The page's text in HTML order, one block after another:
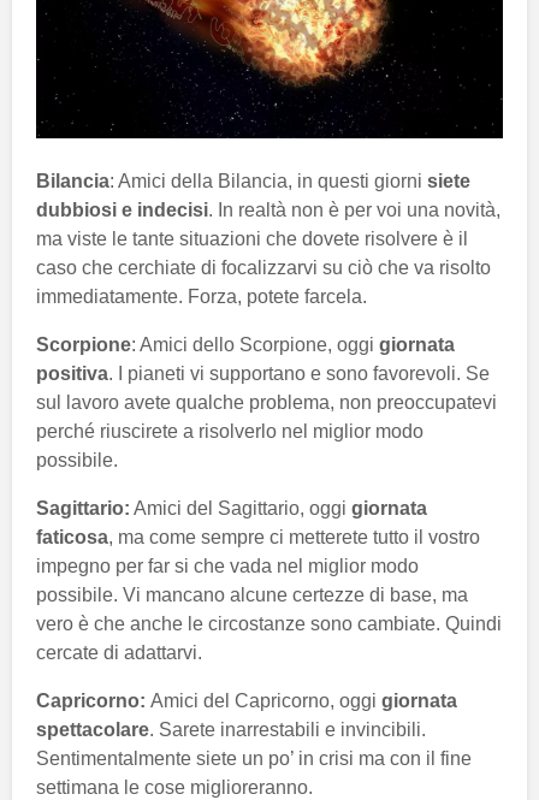
Bilancia: Amici della Bilancia, in questi giorni siete
dubbiosi e indecisi. In realtà non è per voi una novità,
ma viste le tante situazioni che dovete risolvere è il
caso che cerchiate di focalizzarvi su ciò che va risolto
immediatamente. Forza, potete farcela.
Scorpione: Amici dello Scorpione, oggi giornata
positiva. I pianeti vi supportano e sono favorevoli. Se
sul lavoro avete qualche problema, non preoccupatevi
perché riuscirete a risolverlo nel miglior modo
possibile.
Sagittario: Amici del Sagittario, oggi giornata
faticosa, ma come sempre ci metterete tutto il vostro
impegno per far si che vada nel miglior modo
possibile. Vi mancano alcune certezze di base, ma
vero è che anche le circostanze sono cambiate. Quindi
cercate di adattarvi.
Capricorno: Amici del Capricorno, oggi giornata
spettacolare. Sarete inarrestabili e invincibili.
Sentimentalmente siete un po’ in crisi ma con il fine
settimana le cose miglioreranno.